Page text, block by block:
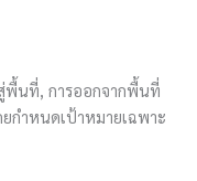
สู่พื้นที่, การออกจากพื้นที่
ยกำหนดเป้าหมายเฉพาะ